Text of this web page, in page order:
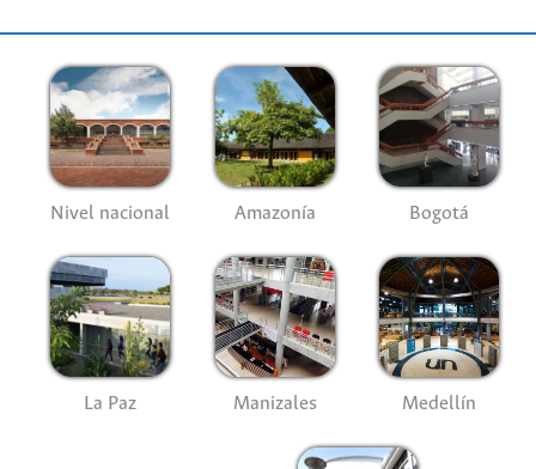
Nivel nacional Amazonía Bogotá
La Paz Manizales Medellín